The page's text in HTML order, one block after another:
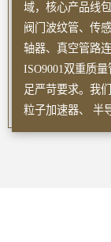
域，核心产品线
阀门波纹管、传
轴器、真空管路
ISO9001双重质
足严苛要求。我
粒子加速器、 半
程、生物制药、